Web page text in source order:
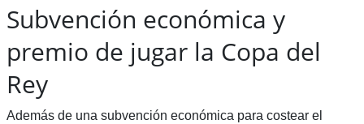
Subvención económica y
premio de jugar la Copa del
Rey
Además de una subvención económica para costear el